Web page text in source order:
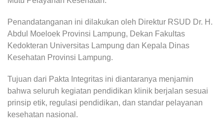
Penandatanganan ini dilakukan oleh Direktur RSUD Dr. H.
Abdul Moeloek Provinsi Lampung, Dekan Fakultas
Kedokteran Universitas Lampung dan Kepala Dinas
Kesehatan Provinsi Lampung.
Tujuan dari Pakta Integritas ini diantaranya menjamin
bahwa seluruh kegiatan pendidikan klinik berjalan sesuai
prinsip etik, regulasi pendidikan, dan standar pelayanan
kesehatan nasional.